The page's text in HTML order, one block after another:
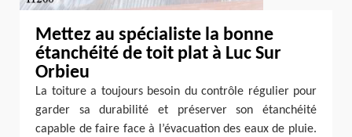
Mettez au spécialiste la bonne
étanchéité de toit plat à Luc Sur
Orbieu
La toiture a toujours besoin du contrôle régulier pour
garder sa durabilité et préserver son étanchéité
capable de faire face à l’évacuation des eaux de pluie.